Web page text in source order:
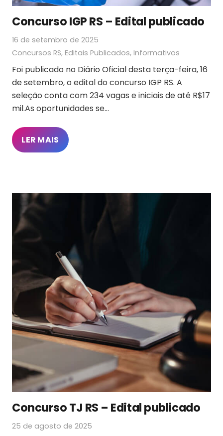
Concurso IGP RS – Edital publicado
16 de setembro de 2025
Concursos RS, Editais Publicados, Informativos
Foi publicado no Diário Oficial desta terça-feira, 16
de setembro, o edital do concurso IGP RS. A
seleção conta com 234 vagas e iniciais de até R$17
mil.As oportunidades se…
LER MAIS
Concurso TJ RS – Edital publicado
25 de agosto de 2025